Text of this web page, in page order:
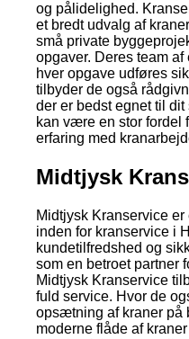
og pålidelighed.
et bredt udvalg af
små private
opgaver. Deres team
hver opgave udføres
tilbyder de også
der er bedst egnet til
kan være en stor fordel
erfaring med
Midtjysk
Midtjysk Kranservice
inden for kranservice i
kundetilfredshed og
som en betroet partner
Midtjysk Kranservice
fuld service. Hvor de
opsætning af kraner på
moderne flåde af